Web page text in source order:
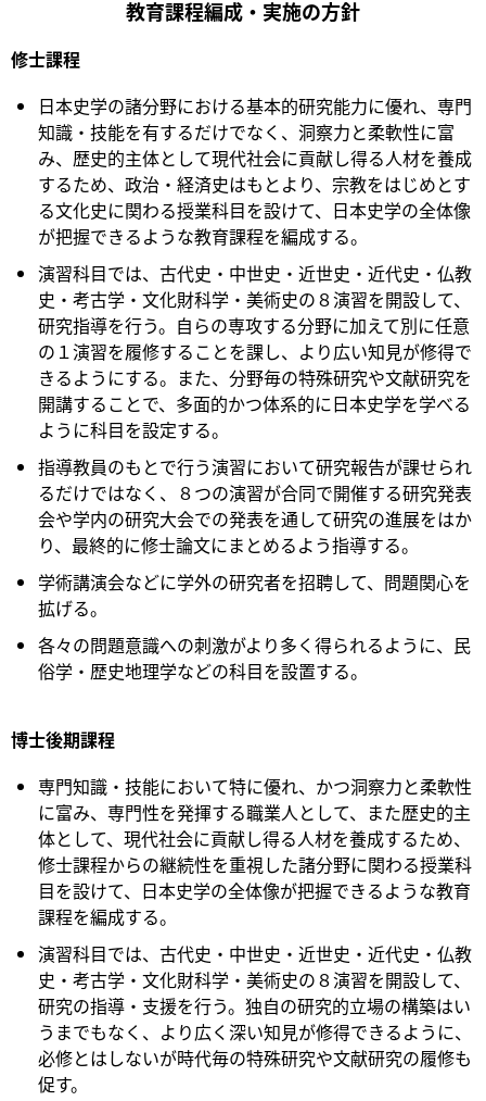
教育課程編成・実施の方針
修士課程
日本史学の諸分野における基本的研究能力に優れ、専門
知識・技能を有するだけでなく、洞察力と柔軟性に富
み、歴史的主体として現代社会に貢献し得る人材を養成
するため、政治・経済史はもとより、宗教をはじめとす
る文化史に関わる授業科目を設けて、日本史学の全体像
が把握できるような教育課程を編成する。
演習科目では、古代史・中世史・近世史・近代史・仏教
史・考古学・文化財科学・美術史の８演習を開設して、
研究指導を行う。自らの専攻する分野に加えて別に任意
の１演習を履修することを課し、より広い知見が修得で
きるようにする。また、分野毎の特殊研究や文献研究を
開講することで、多面的かつ体系的に日本史学を学べる
ように科目を設定する。
指導教員のもとで行う演習において研究報告が課せられ
るだけではなく、８つの演習が合同で開催する研究発表
会や学内の研究大会での発表を通して研究の進展をはか
り、最終的に修士論文にまとめるよう指導する。
学術講演会などに学外の研究者を招聘して、問題関心を
拡げる。
各々の問題意識への刺激がより多く得られるように、民
俗学・歴史地理学などの科目を設置する。
博士後期課程
専門知識・技能において特に優れ、かつ洞察力と柔軟性
に富み、専門性を発揮する職業人として、また歴史的主
体として、現代社会に貢献し得る人材を養成するため、
修士課程からの継続性を重視した諸分野に関わる授業科
目を設けて、日本史学の全体像が把握できるような教育
課程を編成する。
演習科目では、古代史・中世史・近世史・近代史・仏教
史・考古学・文化財科学・美術史の８演習を開設して、
研究の指導・支援を行う。独自の研究的立場の構築はい
うまでもなく、より広く深い知見が修得できるように、
必修とはしないが時代毎の特殊研究や文献研究の履修も
促す。